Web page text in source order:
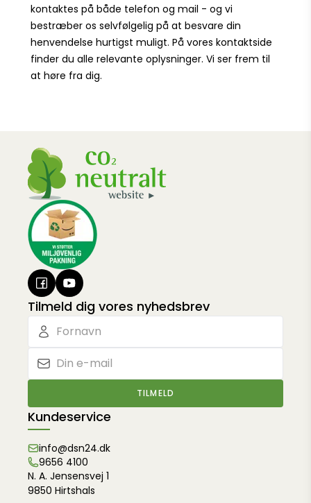
kontaktes på både telefon og mail - og vi
bestræber os selvfølgelig på at besvare din
henvendelse hurtigst muligt. På vores kontaktside
finder du alle relevante oplysninger. Vi ser frem til
at høre fra dig.
Tilmeld dig vores nyhedsbrev
TILMELD
Kundeservice
info@dsn24.dk
9656 4100
N. A. Jensensvej 1
9850 Hirtshals